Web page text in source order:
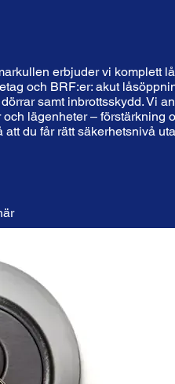
erbjuder vi komplett
och BRF:er: akut
samt inbrottsskydd. Vi
lägenheter – förstärkning
att du får rätt säkerhetsnivå